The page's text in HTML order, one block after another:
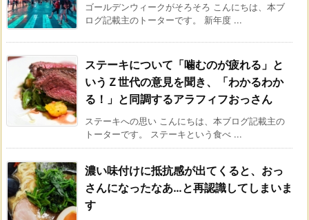
ゴールデンウィークがそろそろ こんにちは、本ブ
ログ記載主のトーターです。 新年度 ...
ステーキについて「噛むのが疲れる」と
いうＺ世代の意見を聞き、「わかるわか
る！」と同調するアラフィフおっさん
ステーキへの思い こんにちは、本ブログ記載主の
トーターです。 ステーキという食べ ...
濃い味付けに抵抗感が出てくると、おっ
さんになったなあ…と再認識してしまいま
す